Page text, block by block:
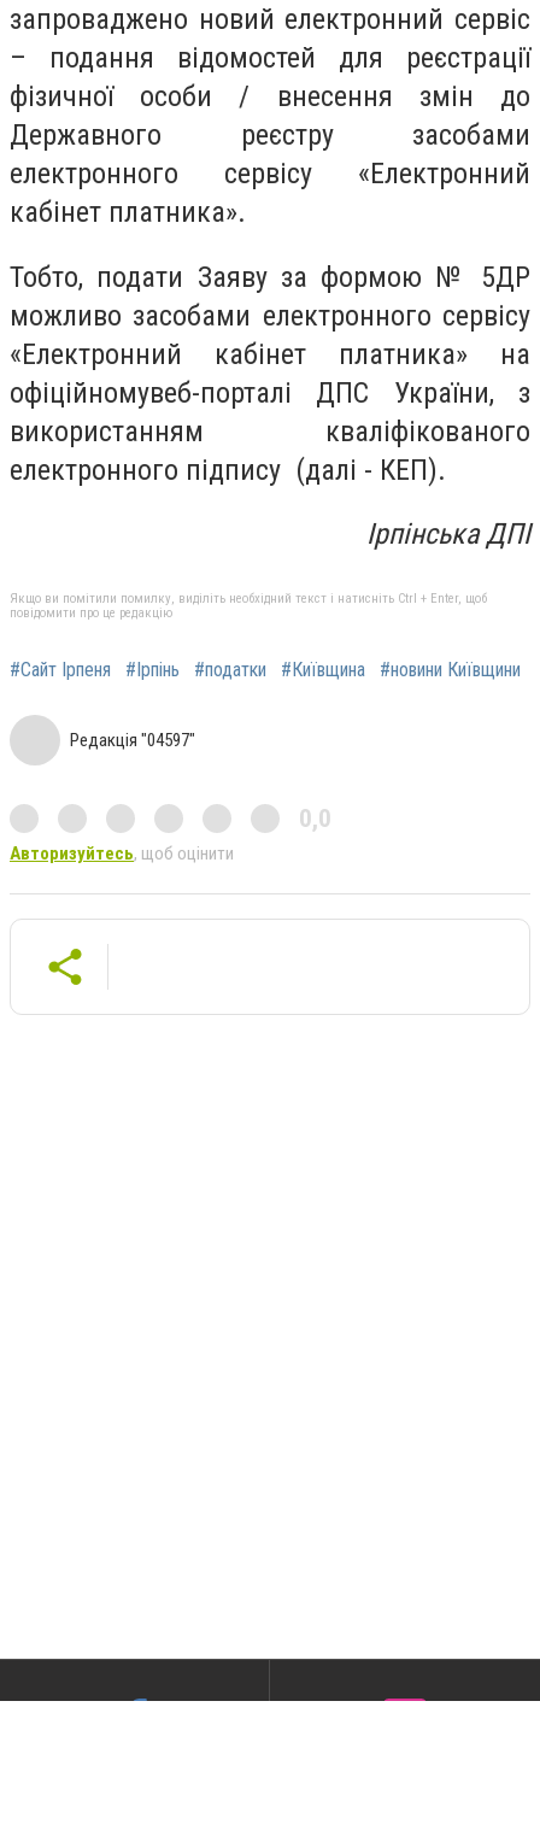
запроваджено новий електронний сервіс
– подання відомостей для реєстрації
фізичної особи / внесення змін до
Державного реєстру засобами
електронного сервісу «Електронний
кабінет платника».
Тобто, подати Заяву за формою № 5ДР
можливо засобами електронного сервісу
«Електронний кабінет платника» на
офіційномувеб-порталі ДПС України, з
використанням кваліфікованого
електронного підпису (далі - КЕП).
Ірпінська ДПІ
Якщо ви помітили помилку, виділіть необхідний текст і натисніть Ctrl + Enter, щоб
повідомити про це редакцію
#Сайт Ірпеня #Ірпінь #податки #Київщина #новини Київщини
Редакція "04597"
0,0
Авторизуйтесь, щоб оцінити